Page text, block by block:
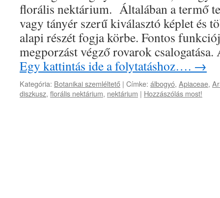
florális nektárium. Általában a termő
vagy tányér szerű kiválasztó képlet és
alapi részét fogja körbe. Fontos
megporzást végző rovarok
Egy kattintás ide a folytatáshoz…. →
Kategória: Botanikai szemléltető | Címke: álbogyó, Apiaceae,
diszkusz, florális nektárium, nektárium | Hozzászólás most!